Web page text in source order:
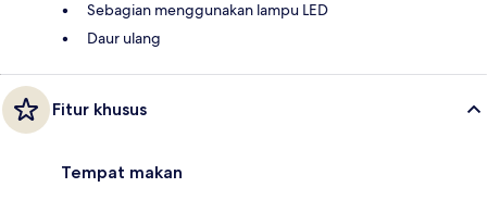
Sebagian menggunakan lampu LED
Daur ulang
Fitur khusus
Tempat makan